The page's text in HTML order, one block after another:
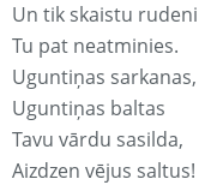
Un tik skaistu rudeni
Tu pat neatminies.
Uguntiņas sarkanas,
Uguntiņas baltas
Tavu vārdu sasilda,
Aizdzen vējus saltus!